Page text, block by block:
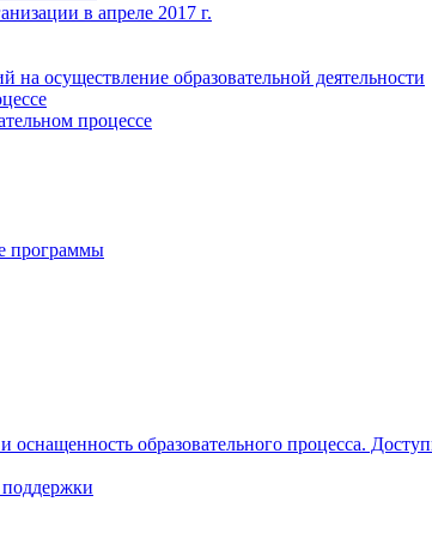
в апреле 2017 г.
на осуществление образовательной деятельности
процессе
программы
оснащенность образовательного процесса.